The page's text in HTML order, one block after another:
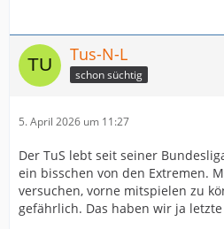
Tus-N-L
schon süchtig
5. April 2026 um 11:27
Der TuS lebt seit seiner
ein bisschen von den Extremen.
versuchen, vorne mitspielen zu
gefährlich. Das haben wir ja letzte